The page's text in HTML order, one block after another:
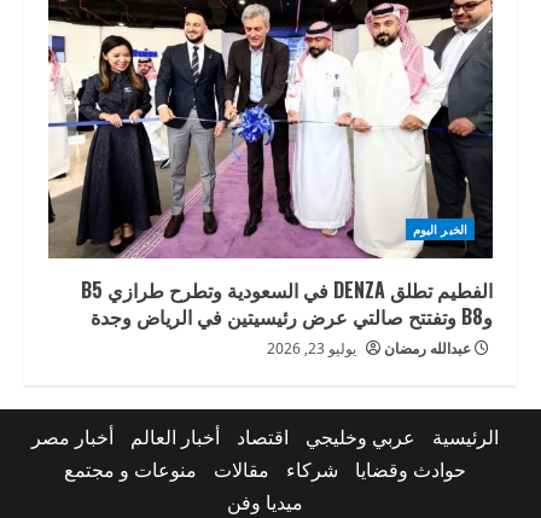
الخبر اليوم
الفطيم تطلق DENZA في السعودية وتطرح طرازي B5
وB8 وتفتتح صالتي عرض رئيسيتين في الرياض وجدة
عبدالله رمضان يوليو 23, 2026
الرئيسية عربي وخليجي اقتصاد أخبار العالم
أخبار مصر
حوادث وقضايا
شركاء مقالات
منوعات و مجتمع
ميديا وفن